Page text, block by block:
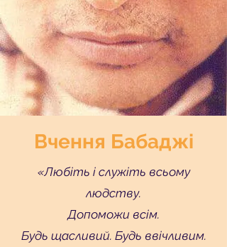
Вчення Бабаджі
«Любіть і служіть всьому
людству.
Допоможи всім.
Будь щасливий. Будь ввічливим.